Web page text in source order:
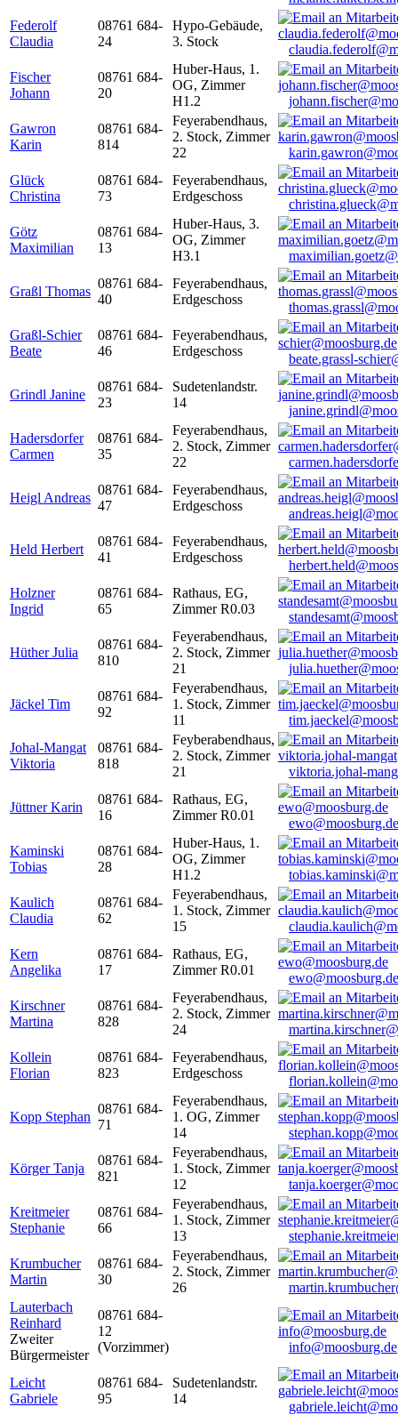
Federolf
Claudia
08761 684-
24
Hypo-Gebäude,
3. Stock
Fischer
Johann
08761 684-
20
Huber-Haus, 1.
OG, Zimmer
H1.2
Gawron
Karin
08761 684-
814
Feyerabendhaus,
2. Stock, Zimmer
22
Glück
Christina
08761 684-
73
Feyerabendhaus,
Erdgeschoss
Götz
Maximilian
08761 684-
13
Huber-Haus, 3.
OG, Zimmer
H3.1
Graßl Thomas
08761 684-
40
Feyerabendhaus,
Erdgeschoss
Graßl-Schier
Beate
08761 684-
46
Feyerabendhaus,
Erdgeschoss
beate.grassl-
Grindl Janine
08761 684-
23
Sudetenlandstr.
14
Hadersdorfer
Carmen
08761 684-
35
Feyerabendhaus,
2. Stock, Zimmer
22
Heigl Andreas
08761 684-
47
Feyerabendhaus,
Erdgeschoss
Held Herbert
08761 684-
41
Feyerabendhaus,
Erdgeschoss
Holzner
Ingrid
08761 684-
65
Rathaus, EG,
Zimmer R0.03
Hüther Julia
08761 684-
810
Feyerabendhaus,
2. Stock, Zimmer
21
Jäckel Tim
08761 684-
92
Feyerabendhaus,
1. Stock, Zimmer
11
Johal-Mangat
Viktoria
08761 684-
818
Feyberabendhaus,
2. Stock, Zimmer
21
viktoria.johal-
Jüttner Karin
08761 684-
16
Rathaus, EG,
Zimmer R0.01
ewo@moosburg.de
Kaminski
Tobias
08761 684-
28
Huber-Haus, 1.
OG, Zimmer
H1.2
Kaulich
Claudia
08761 684-
62
Feyerabendhaus,
1. Stock, Zimmer
15
Kern
Angelika
08761 684-
17
Rathaus, EG,
Zimmer R0.01
ewo@moosburg.de
Kirschner
Martina
08761 684-
828
Feyerabendhaus,
2. Stock, Zimmer
24
Kollein
Florian
08761 684-
823
Feyerabendhaus,
Erdgeschoss
Kopp Stephan
08761 684-
71
Feyerabendhaus,
1. OG, Zimmer
14
Körger Tanja
08761 684-
821
Feyerabendhaus,
1. Stock, Zimmer
12
Kreitmeier
Stephanie
08761 684-
66
Feyerabendhaus,
1. Stock, Zimmer
13
Krumbucher
Martin
08761 684-
30
Feyerabendhaus,
2. Stock, Zimmer
26
Lauterbach
Reinhard
Zweiter
Bürgermeister
08761 684-
12
(Vorzimmer)
info@moosburg.de
Leicht
Gabriele
08761 684-
95
Sudetenlandstr.
14